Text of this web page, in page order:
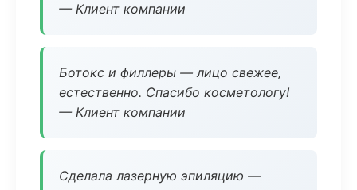
— Клиент компании
Ботокс и филлеры — лицо свежее,
естественно. Спасибо косметологу!
— Клиент компании
Сделала лазерную эпиляцию —